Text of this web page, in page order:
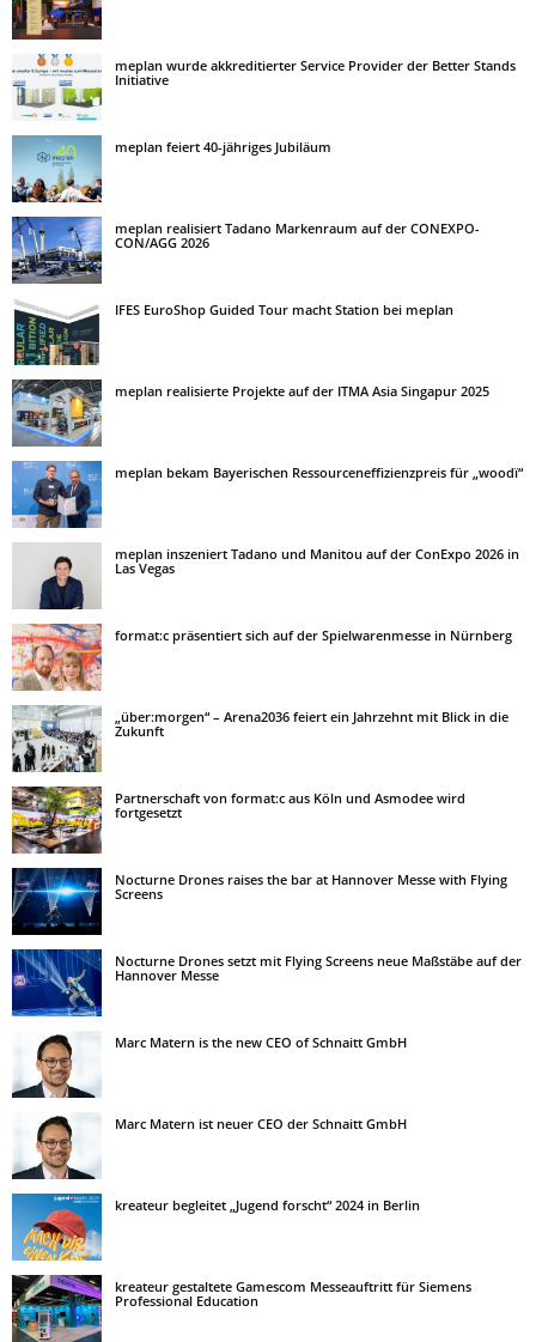
meplan wurde akkreditierter Service Provider der Better Stands
Initiative
meplan feiert 40-jähriges Jubiläum
meplan realisiert Tadano Markenraum auf der CONEXPO-
CON/AGG 2026
IFES EuroShop Guided Tour macht Station bei meplan
meplan realisierte Projekte auf der ITMA Asia Singapur 2025
meplan bekam Bayerischen Ressourceneffizienzpreis für „woodï“
meplan inszeniert Tadano und Manitou auf der ConExpo 2026 in
Las Vegas
format:c präsentiert sich auf der Spielwarenmesse in Nürnberg
„über:morgen“ – Arena2036 feiert ein Jahrzehnt mit Blick in die
Zukunft
Partnerschaft von format:c aus Köln und Asmodee wird
fortgesetzt
Nocturne Drones raises the bar at Hannover Messe with Flying
Screens
Nocturne Drones setzt mit Flying Screens neue Maßstäbe auf der
Hannover Messe
Marc Matern is the new CEO of Schnaitt GmbH
Marc Matern ist neuer CEO der Schnaitt GmbH
kreateur begleitet „Jugend forscht“ 2024 in Berlin
kreateur gestaltete Gamescom Messeauftritt für Siemens
Professional Education